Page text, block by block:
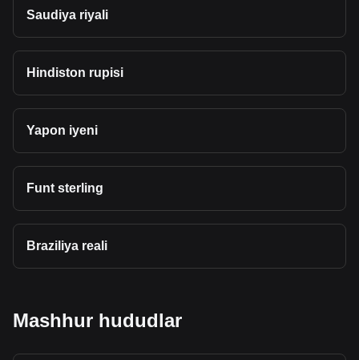
Saudiya riyali
Hindiston rupisi
Yapon iyeni
Funt sterling
Braziliya reali
Mashhur hududlar